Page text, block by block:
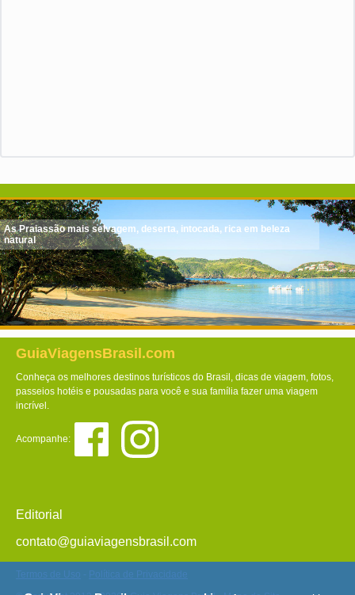
As Praiassão mais selvagem, deserta, intocada, rica em beleza
natural
GuiaViagensBrasil.com
Conheça os melhores destinos turísticos do Brasil, dicas de viagem, fotos,
passeios hotéis e pousadas para você e sua família fazer uma viagem
incrível.
Acompanhe:
Editorial
contato@guiaviagensbrasil.com
Termos de Uso
Política de Privacidade